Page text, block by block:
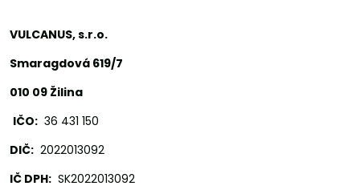
VULCANUS, s.r.o.
Smaragdová 619/7
010 09 Žilina
IČO: 36 431 150
DIČ: 2022013092
IČ DPH: SK2022013092